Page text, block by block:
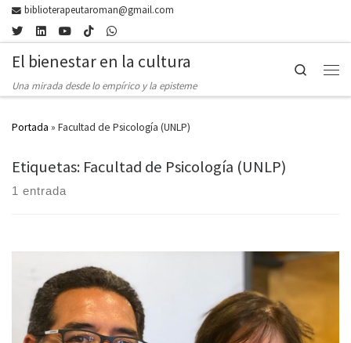
Skip to content
biblioterapeutaroman@gmail.com
El bienestar en la cultura
Una mirada desde lo empírico y la episteme
Search
Portada » Facultad de Psicología (UNLP)
Etiquetas: Facultad de Psicología (UNLP)
1 entrada